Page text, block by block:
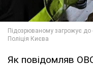
Як повідомляв